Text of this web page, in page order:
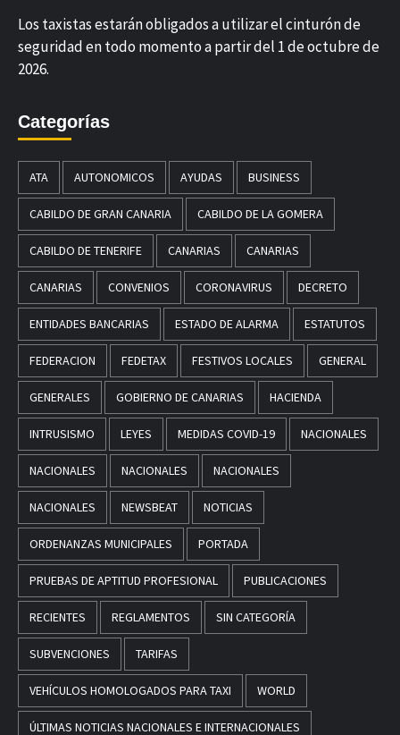
Los taxistas estarán obligados a utilizar el cinturón de
seguridad en todo momento a partir del 1 de octubre de
2026.
Categorías
ATA AUTONOMICOS AYUDAS BUSINESS
CABILDO DE GRAN CANARIA CABILDO DE LA GOMERA
CABILDO DE TENERIFE CANARIAS CANARIAS
CANARIAS CONVENIOS CORONAVIRUS DECRETO
ENTIDADES BANCARIAS ESTADO DE ALARMA ESTATUTOS
FEDERACION FEDETAX FESTIVOS LOCALES GENERAL
GENERALES GOBIERNO DE CANARIAS HACIENDA
INTRUSISMO LEYES MEDIDAS COVID-19 NACIONALES
NACIONALES NACIONALES NACIONALES
NACIONALES NEWSBEAT NOTICIAS
ORDENANZAS MUNICIPALES PORTADA
PRUEBAS DE APTITUD PROFESIONAL PUBLICACIONES
RECIENTES REGLAMENTOS SIN CATEGORÍA
SUBVENCIONES TARIFAS
VEHÍCULOS HOMOLOGADOS PARA TAXI WORLD
ÚLTIMAS NOTICIAS NACIONALES E INTERNACIONALES